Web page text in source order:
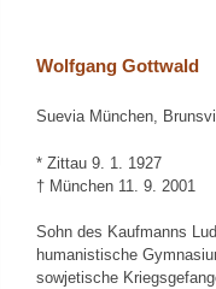
Wolfgang Gottwald
Suevia München,
* Zittau 9. 1. 1927
† München 11. 9. 2001
Sohn des Kaufmanns
humanistische
sowjetische